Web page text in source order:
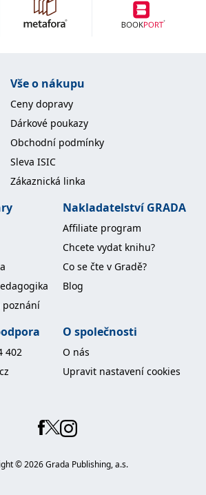
Vše o nákupu
Ceny dopravy
Dárkové poukazy
Obchodní podmínky
Sleva ISIC
Zákaznická linka
poznání
Nakladatelství GRADA
Affiliate program
Chcete vydat knihu?
Co se čte v Gradě?
Blog
402
O společnosti
O nás
Upravit nastavení cookies
©2026Grada Publishing, a.s.